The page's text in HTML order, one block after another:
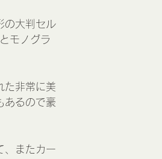
の大判セル
モノグラ
た非常に美
あるので豪
、またカー